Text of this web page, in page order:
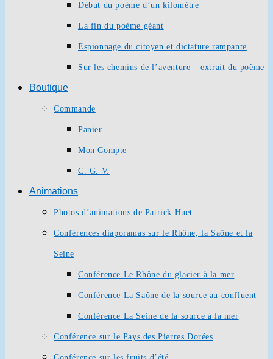
Début du poème d’un kilomètre
La fin du poème géant
Espionnage du citoyen et dictature rampante
Sur les chemins de l’aventure – extrait du poème
Boutique
Commande
Panier
Mon Compte
C. G. V.
Animations
Photos d’animations de Patrick Huet
Conférences diaporamas sur le Rhône, la Saône et la
Seine
Conférence Le Rhône du glacier à la mer
Conférence La Saône de la source au confluent
Conférence La Seine de la source à la mer
Conférence sur le Pays des Pierres Dorées